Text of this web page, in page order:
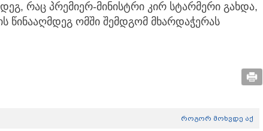
რაც პრემიერ-მინისტრი კირ სტარმერი გახდა,
წინააღმდეგ ომში შემდგომ მხარდაჭერას
როგორ მოხვდე აქ